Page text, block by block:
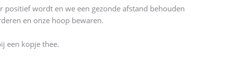
wordt en we een gezonde afstand behouden
en onze hoop bewaren.
een kopje thee.